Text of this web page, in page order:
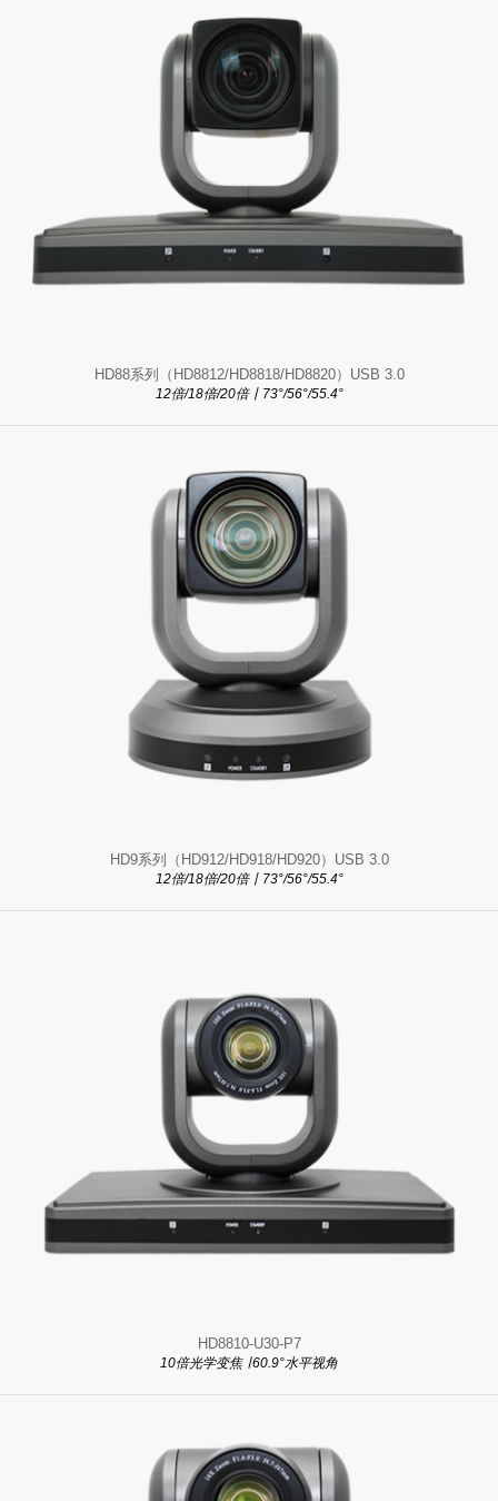
HD88系列（HD8812/HD8818/HD8820）USB 3.0
12倍/18倍/20倍丨73°/56°/55.4°
HD9系列（HD912/HD918/HD920）USB 3.0
12倍/18倍/20倍丨73°/56°/55.4°
HD8810-U30-P7
10倍光学变焦 ∣ 60.9°水平视角